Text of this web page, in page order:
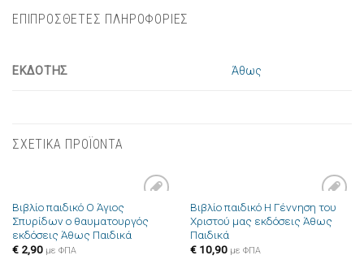
ΕΠΙΠΡΟΣΘΕΤΕΣ ΠΛΗΡΟΦΟΡΙΕΣ
ΕΚΔΟΤΗΣ Άθως
ΣΧΕΤΙΚΑ ΠΡΟΪΟΝΤΑ
Πρόσθήκη
στην λίστα
επιθυμιών
Βιβλίο παιδικό Ο Άγιος
Σπυρίδων ο θαυματουργός
εκδόσεις Άθως Παιδικά
€2,90 με ΦΠΑ
Πρόσθήκη
στην λίστα
Βιβλίο παιδικό Η Γέννηση του
Χριστού μας εκδόσεις Άθως
Παιδικά
€10,90 με ΦΠΑ